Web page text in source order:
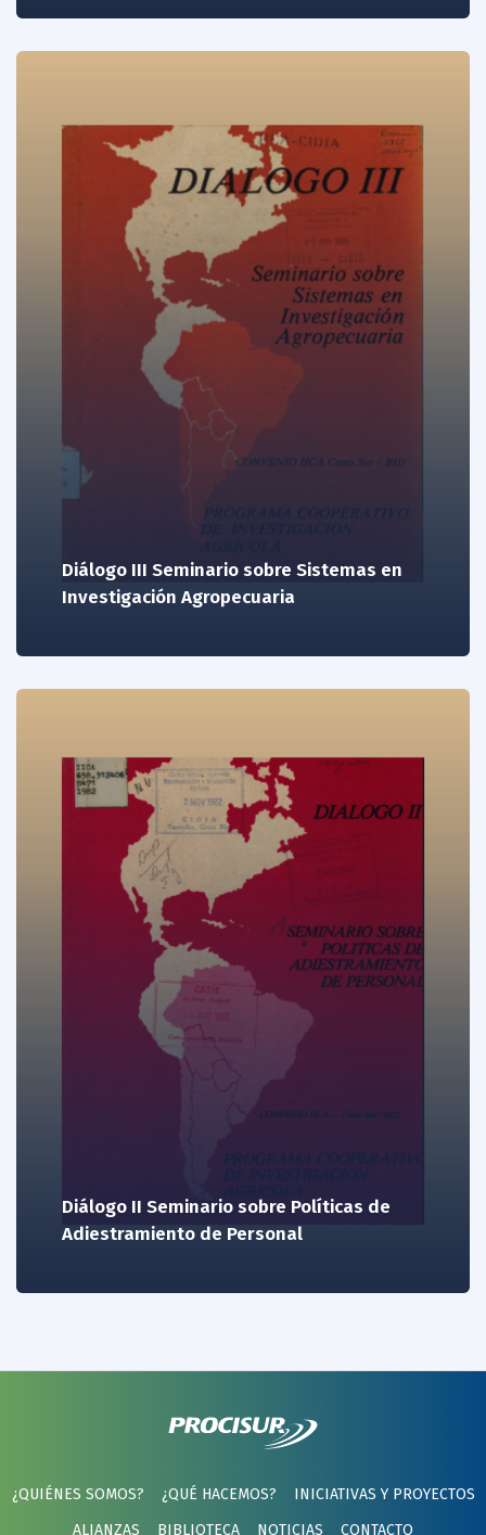
Diálogo III Seminario sobre Sistemas en
Investigación Agropecuaria
Diálogo II Seminario sobre Políticas de
Adiestramiento de Personal
¿QUIÉNES SOMOS? ¿QUÉ HACEMOS?
INICIATIVAS Y PROYECTOS
ALIANZAS
BIBLIOTECA NOTICIAS CONTACTO